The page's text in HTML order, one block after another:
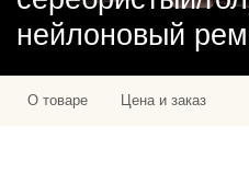
нейлоновый
О товаре Цена и заказ